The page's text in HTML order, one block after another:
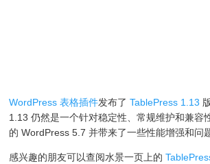
WordPress 表格插件发布了TablePress 1.13
1.13 仍然是一个针对稳定性、常规维护和兼容
的 WordPress 5.7 并带来了一些性能增强和问
感兴趣的朋友可以查阅水景一页上的